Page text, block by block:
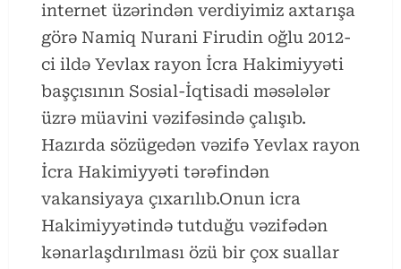
internet üzərindən verdiyimiz axtarışa
görə Namiq Nurani Firudin oğlu 2012-
ci ildə Yevlax rayon İcra Hakimiyyəti
başçısının Sosial-İqtisadi məsələlər
üzrə müavini vəzifəsində çalışıb.
Hazırda sözügedən vəzifə Yevlax rayon
İcra Hakimiyyəti tərəfindən
vakansiyaya çıxarılıb.Onun icra
Hakimiyyətində tutduğu vəzifədən
kənarlaşdırılması özü bir çox suallar